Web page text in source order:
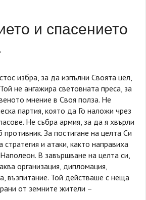
и спасението
избра, за да изпълни Своята цел,
не ангажира световната преса, за
мнение в Своя полза. Не
партия, която да Го наложи чрез
Не събра армия, за да я хвърли
За постигане на целта Си
и атаки, както направиха
В завършване на целта си,
организация, дипломация,
възпитание. Той действаше с неща
от земните жители –